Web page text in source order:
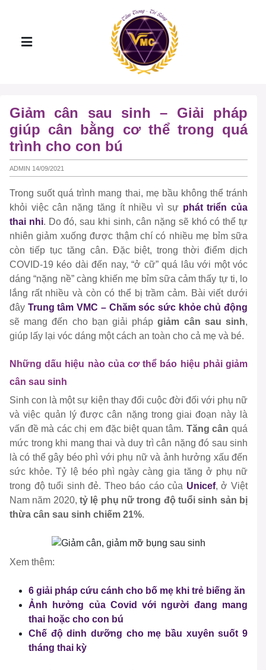
Giảm cân sau sinh – Giải pháp
giúp cân bằng cơ thể trong quá
trình cho con bú
ADMIN 14/09/2021
Trong suốt quá trình mang thai, mẹ bầu không thể tránh
khỏi việc cân nặng tăng ít nhiều vì sự phát triển của
thai nhi. Do đó, sau khi sinh, cân nặng sẽ khó có thể tự
nhiên giảm xuống được thậm chí có nhiều mẹ bỉm sữa
còn tiếp tục tăng cân. Đặc biệt, trong thời điểm dịch
COVID-19 kéo dài đến nay,“ở cữ”quá lâu với một vóc
dáng“nặng nề”càng khiến mẹ bỉm sữa cảm thấy tự ti, lo
lắng rất nhiều và còn có thể bị trầm cảm. Bài viết dưới
đây Trung tâm VMC – Chăm sóc sức khỏe chủ động
sẽ mang đến cho bạn giải phápgiảm cân sau sinh,
giúp lấy lại vóc dáng một cách an toàn cho cả mẹ và bé.
Những dấu hiệu nào của cơ thể báo hiệu phải giảm
cân sau sinh
Sinh con là một sự kiện thay đổi cuộc đời đối với phụ nữ
và việc quản lý được cân nặng trong giai đoạn này là
vấn đề mà các chị em đặc biệt quan tâm. Tăng cân quá
mức trong khi mang thai và duy trì cân nặng đó sau sinh
là có thể gây béo phì với phụ nữ và ảnh hưởng xấu đến
sức khỏe. Tỷ lệ béo phì ngày càng gia tăng ở phụ nữ
trong độ tuổi sinh đẻ. Theo báo cáo của Unicef, ở Việt
Nam năm 2020, tỷ lệ phụ nữ trong độ tuổi sinh sản bị
thừa cân sau sinh chiếm 21%.
Xem thêm:
6 giải pháp cứu cánh cho bố mẹ khi trẻ biếng ăn
Ảnh hưởng của Covid với người đang mang
thai hoặc cho con bú
Chế độ dinh dưỡng cho mẹ bầu xuyên suốt 9
tháng thai kỳ